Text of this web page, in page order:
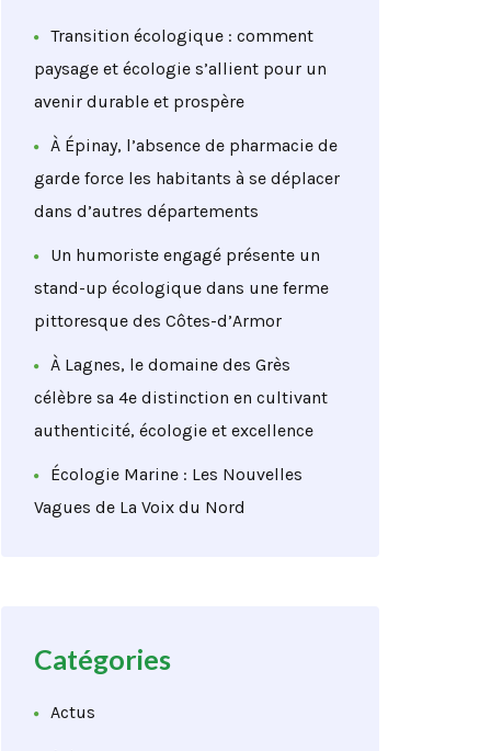
Transition écologique : comment
paysage et écologie s’allient pour un
avenir durable et prospère
À Épinay, l’absence de pharmacie de
garde force les habitants à se déplacer
dans d’autres départements
Un humoriste engagé présente un
stand-up écologique dans une ferme
pittoresque des Côtes-d’Armor
À Lagnes, le domaine des Grès
célèbre sa 4e distinction en cultivant
authenticité, écologie et excellence
Écologie Marine : Les Nouvelles
Vagues de La Voix du Nord
Catégories
Actus